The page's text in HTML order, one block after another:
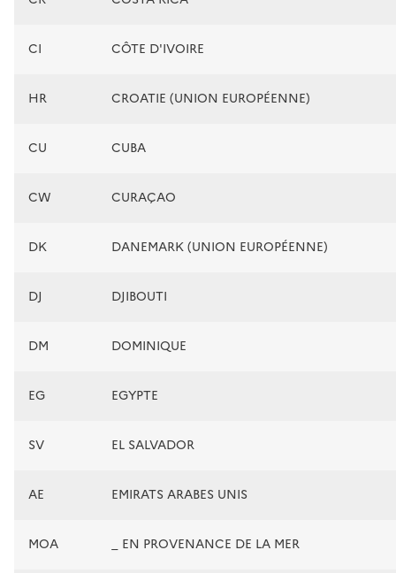
CI CÔTE D'IVOIRE
HR CROATIE (UNION EUROPÉENNE)
CU CUBA
CW CURAÇAO
DK DANEMARK (UNION EUROPÉENNE)
DJ DJIBOUTI
DM DOMINIQUE
EG EGYPTE
SV EL SALVADOR
AE EMIRATS ARABES UNIS
MOA _ EN PROVENANCE DE LA MER